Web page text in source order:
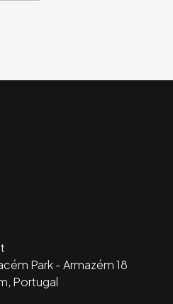
Park - Armazém 18
Portugal